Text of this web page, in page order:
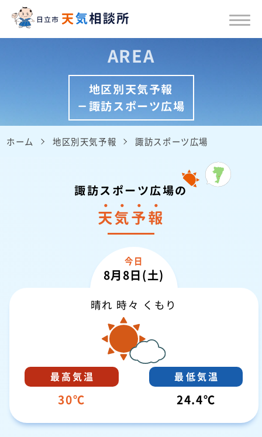
AREA
地区別天気予報
－諏訪スポーツ広場
ホーム 地区別天気予報 諏訪スポーツ広場
諏訪スポーツ広場の
天気予報
今日
8月8日(土)
晴れ 時々 くもり
30 24.4